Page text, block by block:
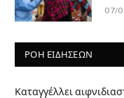
07/
ΡΟΗ ΕΙΔΗΣΕΩΝ
Καταγγέλλει